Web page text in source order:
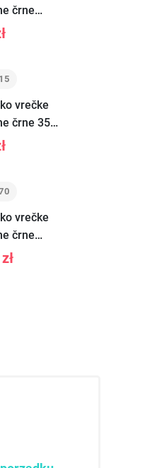
črne
kosov
vrečke
črne 35L
vrečke
črne
kosov